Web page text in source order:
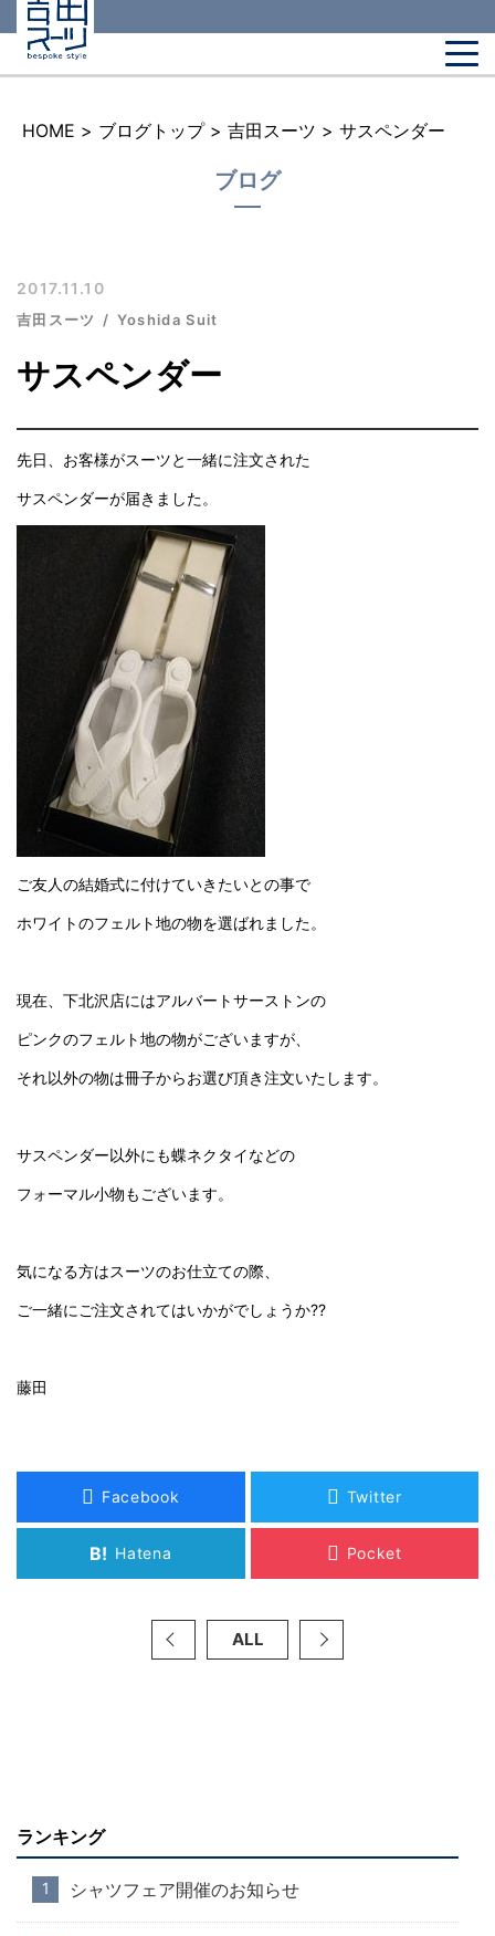
HOME > ブログトップ > 吉田スーツ > サスペンダー
ブログ
2017.11.10
吉田スーツ Yoshida Suit
サスペンダー
先日、お客様がスーツと一緒に注文された
サスペンダーが届きました。
ご友人の結婚式に付けていきたいとの事で
ホワイトのフェルト地の物を選ばれました。
現在、下北沢店にはアルバートサーストンの
ピンクのフェルト地の物がございますが、
それ以外の物は冊子からお選び頂き注文いたします。
サスペンダー以外にも蝶ネクタイなどの
フォーマル小物もございます。
気になる方はスーツのお仕立ての際、
ご一緒にご注文されてはいかがでしょうか??
藤田
Facebook Twitter
B! Hatena Pocket
ALL
ランキング
シャツフェア開催のお知らせ